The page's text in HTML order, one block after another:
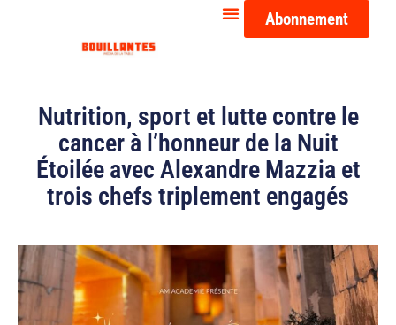
Abonnement
Nutrition, sport et lutte contre le
cancer à l’honneur de la Nuit
Étoilée avec Alexandre Mazzia et
trois chefs triplement engagés